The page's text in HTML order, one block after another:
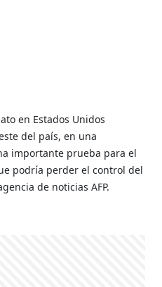
en Estados Unidos
del país, en una
importante prueba para el
podría perder el control del
de noticias AFP.